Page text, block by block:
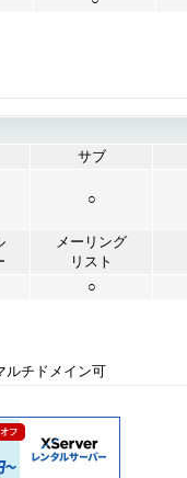
サブ
○
メーリング
リスト
○
ルチドメイン可